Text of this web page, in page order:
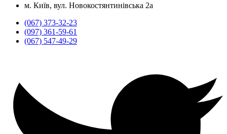
м. Київ, вул. Новокостянтинівська 2а
(067) 373-32-23
(097) 361-59-61
(067) 547-49-29